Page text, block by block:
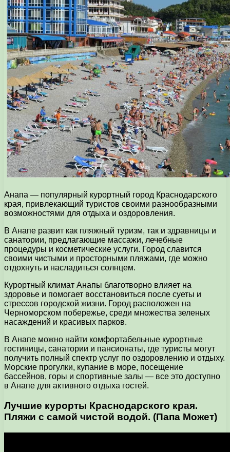
Анапа — популярный курортный город Краснодарского
края, привлекающий туристов своими разнообразными
возможностями для отдыха и оздоровления.
В Анапе развит как пляжный туризм, так и здравницы и
санатории, предлагающие массажи, лечебные
процедуры и косметические услуги. Город славится
своими чистыми и просторными пляжами, где можно
отдохнуть и насладиться солнцем.
Курортный климат Анапы благотворно влияет на
здоровье и помогает восстановиться после суеты и
стрессов городской жизни. Город расположен на
Черноморском побережье, среди множества зеленых
насаждений и красивых парков.
В Анапе можно найти комфортабельные курортные
гостиницы, санатории и пансионаты, где туристы могут
получить полный спектр услуг по оздоровлению и отдыху.
Морские прогулки, купание в море, посещение
бассейнов, горы и спортивные залы — все это доступно
в Анапе для активного отдыха гостей.
Лучшие курорты Краснодарского края.
Пляжи с самой чистой водой. (Папа Может)